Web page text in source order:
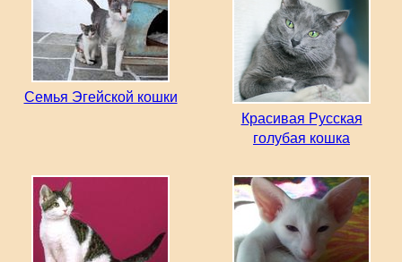
Семья Эгейской кошки
Красивая Русская
голубая кошка